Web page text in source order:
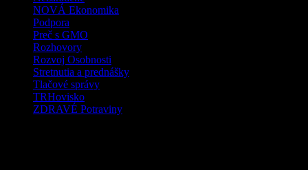
NOVÁ Ekonomika
Podpora
Preč s GMO
Rozhovory
Rozvoj Osobnosti
Stretnutia a prednášky
Tlačové správy
TRHovisko
ZDRAVÉ Potraviny